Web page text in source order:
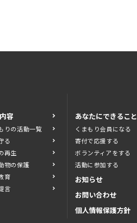
容
りの活動一覧
る
再生
物の保護
育
言
あなたにできること
くまもり会員になる
寄付で応援する
ボランティアをする
活動に参加する
お知らせ
お問い合わせ
個人情報保護方針